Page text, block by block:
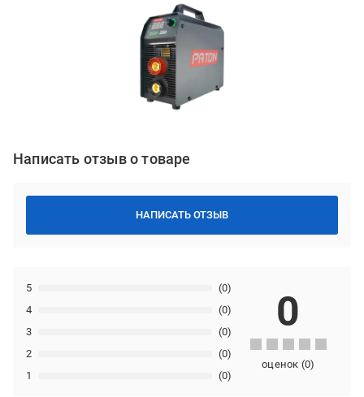
Написать отзыв о товаре
НАПИСАТЬ ОТЗЫВ
1 (0)
2 (0)
3 (0)
4 (0)
5 (0)
0
оценок (0)